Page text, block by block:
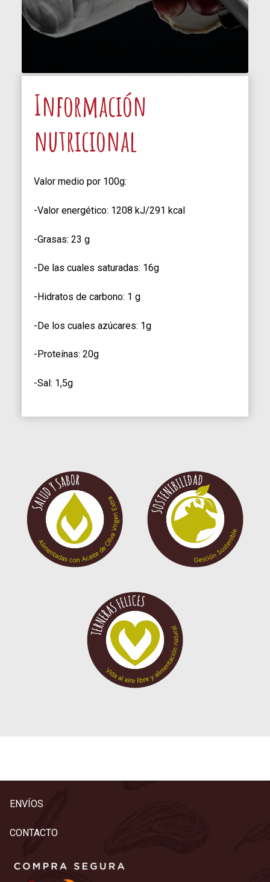
Información
nutricional
Valor medio por 100g:
-Valor energético: 1208 kJ/291 kcal
-Grasas: 23 g
-De las cuales saturadas: 16g
-Hidratos de carbono: 1 g
-De los cuales azúcares: 1g
-Proteínas: 20g
-Sal: 1,5g
ENVÍOS
CONTACTO